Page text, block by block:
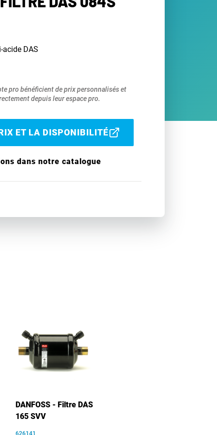
acide DAS
pro bénéficient de prix personnalisés et
depuis leur espace pro.
ET LA DISPONIBILITÉ
dans notre catalogue
DANFOSS - Filtre DAS
165 SVV
626141